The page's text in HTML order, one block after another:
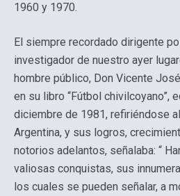
1960 y 1970.
El siempre recordado dirigente
investigador de nuestro ayer
hombre público, Don Vicente
en su libro “Fútbol chivilcoyano”,
diciembre de 1981, refiriéndose
Argentina, y sus logros,
notorios adelantos, señalaba: “
valiosas conquistas, sus
los cuales se pueden señalar, a